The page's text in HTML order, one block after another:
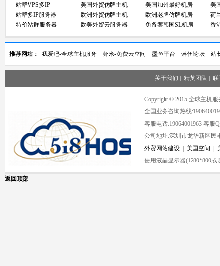
站群VPS多IP
美国外贸仿牌主机 美国加州最好机房
美
站群多IP服务器
欧洲外贸仿牌主机 欧洲老牌仿牌机房
荷
特价站群服务器
欧美外贸云服务器 免备案韩国SL机房 香
推荐网站： 我爱吧-全球主机服务 虾米-免费云空间 墨鱼平台 落伍论坛 站
关于我们 精英团队 联
Copyright © 2015 全球主机
全国业务咨询热线
客服电话:19064001963 客服
公司地址:深圳市龙华新区民
外贸网站建设
美国空间
使用液晶显示器(1280*800
返回顶部